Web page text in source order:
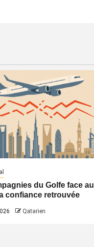
du Golfe face au
confiance retrouvée
Qatarien